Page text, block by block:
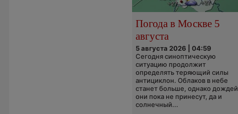
Погода в Москве 5
августа
5 августа 2026 | 04:59
Сегодня синоптическую
ситуацию продолжит
определять теряющий силы
антициклон. Облаков в небе
станет больше, однако дождей
они пока не принесут, да и
солнечный...